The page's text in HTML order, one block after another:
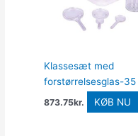
Klassesæt med
forstørrelsesglas-35
873.75kr. KØB NU